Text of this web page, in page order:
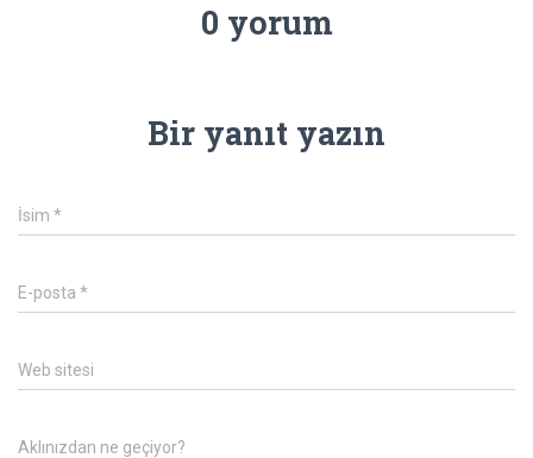
0 yorum
Bir yanıt yazın
İsim *
E-posta *
Web sitesi
Aklınızdan ne geçiyor?